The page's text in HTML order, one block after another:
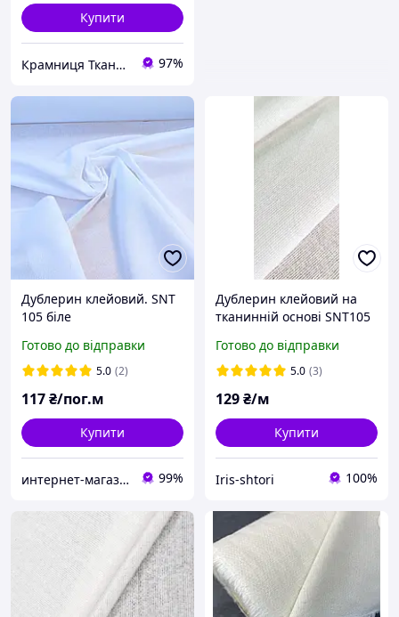
Купити
Крамниця Тканин 97%
Дублерин клейовий. SNT
105 біле
Готово до відправки
5.0 (2)
117₴/пог.м
Купити
интернет-магазин «ЗАШИВАЙКА» 99%
Дублерин клейовий на
тканинній основі SNT105
Готово до відправки
5.0 (3)
129₴/м
Купити
Iris-shtori 100%